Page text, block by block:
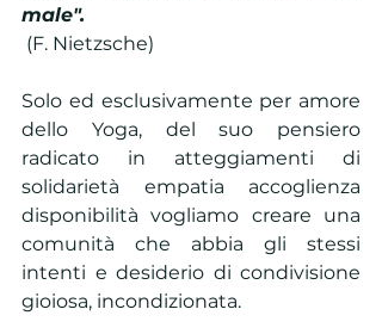
male".
(F. Nietzsche)
Solo ed esclusivamente per amore
dello Yoga, del suo pensiero
radicato in atteggiamenti di
solidarietà empatia accoglienza
disponibilità vogliamo creare una
comunità che abbia gli stessi
intenti e desiderio di condivisione
gioiosa, incondizionata.